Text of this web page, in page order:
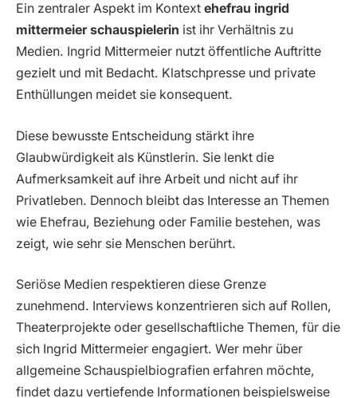
Ein zentraler Aspekt im Kontext ehefrau ingrid
mittermeier schauspielerin ist ihr Verhältnis zu
Medien. Ingrid Mittermeier nutzt öffentliche Auftritte
gezielt und mit Bedacht. Klatschpresse und private
Enthüllungen meidet sie konsequent.
Diese bewusste Entscheidung stärkt ihre
Glaubwürdigkeit als Künstlerin. Sie lenkt die
Aufmerksamkeit auf ihre Arbeit und nicht auf ihr
Privatleben. Dennoch bleibt das Interesse an Themen
wie Ehefrau, Beziehung oder Familie bestehen, was
zeigt, wie sehr sie Menschen berührt.
Seriöse Medien respektieren diese Grenze
zunehmend. Interviews konzentrieren sich auf Rollen,
Theaterprojekte oder gesellschaftliche Themen, für die
sich Ingrid Mittermeier engagiert. Wer mehr über
allgemeine Schauspielbiografien erfahren möchte,
findet dazu vertiefende Informationen beispielsweise